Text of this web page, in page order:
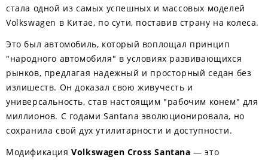
стала одной из самых успешных и массовых моделей
Volkswagen в Китае, по сути, поставив страну на колеса.
Это был автомобиль, который воплощал принцип
"народного автомобиля" в условиях развивающихся
рынков, предлагая надежный и просторный седан без
излишеств. Он доказал свою живучесть и
универсальность, став настоящим "рабочим конем" для
миллионов. С годами Santana эволюционировала, но
сохранила свой дух утилитарности и доступности.
МодификацияVolkswagen Cross Santana — это